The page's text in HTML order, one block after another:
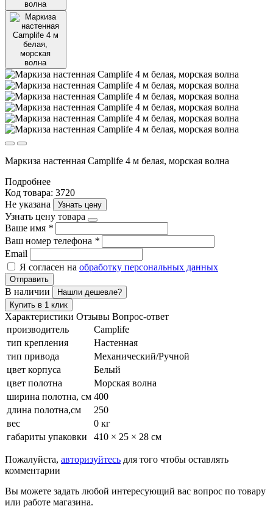
Маркиза настенная Camplife 4 м белая, морская волна
Подробнее
Код товара: 3720
Не указана
Узнать цену
Узнать цену товара
Ваше имя *
Ваш номер телефона *
Email
Я согласен на обработку персональных данных
Отправить
В наличии
Нашли дешевле?
Купить в 1 клик
Характеристики Отзывы Вопрос-ответ
производитель
Camplife
тип крепления
Настенная
тип привода
Механический/Ручной
цвет корпуса
Белый
цвет полотна
Морская волна
ширина полотна, см 400
длина полотна,см
250
вес
0 кг
габариты упаковки
410 × 25 × 28 см
Пожалуйста, авторизуйтесь для того чтобы оставлять
комментарии
Вы можете задать любой интересующий вас вопрос по товару
или работе магазина.